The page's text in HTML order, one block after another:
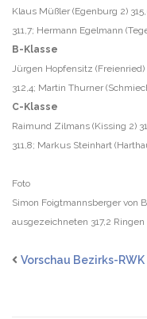
Klaus Müßler (Egenburg 2)
311,7; Hermann Egelmann
B-Klasse
Jürgen Hopfensitz (Freienried)
312,4; Martin Thurner
C-Klasse
Raimund Zilmans (Kissing 2)
311,8; Markus Steinhart
Foto
Simon Foigtmannsberger von
ausgezeichneten 317,2
Vorschau Bezirks-